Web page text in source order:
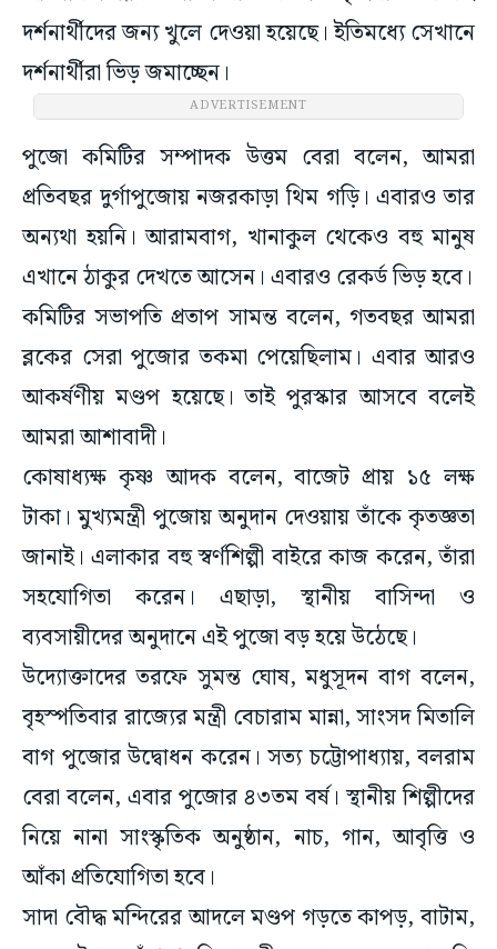
দর্শনার্থীদের জন্য খুলে দেওয়া হয়েছে। ইতিমধ্যে সেখানে
দর্শনার্থীরা ভিড় জমাচ্ছেন।
ADVERTISEMENT
পুজো কমিটির সম্পাদক উত্তম বেরা বলেন, আমরা
প্রতিবছর দুর্গাপুজোয় নজরকাড়া থিম গড়ি। এবারও তার
অন্যথা হয়নি। আরামবাগ, খানাকুল থেকেও বহু মানুষ
এখানে ঠাকুর দেখতে আসেন। এবারও রেকর্ড ভিড় হবে।
কমিটির সভাপতি প্রতাপ সামন্ত বলেন, গতবছর আমরা
ব্লকের সেরা পুজোর তকমা পেয়েছিলাম। এবার আরও
আকর্ষণীয় মণ্ডপ হয়েছে। তাই পুরস্কার আসবে বলেই
আমরা আশাবাদী।
কোষাধ্যক্ষ কৃষ্ণ আদক বলেন, বাজেট প্রায় ১৫ লক্ষ
টাকা। মুখ্যমন্ত্রী পুজোয় অনুদান দেওয়ায় তাঁকে কৃতজ্ঞতা
জানাই। এলাকার বহু স্বর্ণশিল্পী বাইরে কাজ করেন, তাঁরা
সহযোগিতা করেন। এছাড়া, স্থানীয় বাসিন্দা ও
ব্যবসায়ীদের অনুদানে এই পুজো বড় হয়ে উঠেছে।
উদ্যোক্তাদের তরফে সুমন্ত ঘোষ, মধুসূদন বাগ বলেন,
বৃহস্পতিবার রাজ্যের মন্ত্রী বেচারাম মান্না, সাংসদ মিতালি
বাগ পুজোর উদ্বোধন করেন। সত্য চট্টোপাধ্যায়, বলরাম
বেরা বলেন, এবার পুজোর ৪৩তম বর্ষ। স্থানীয় শিল্পীদের
নিয়ে নানা সাংস্কৃতিক অনুষ্ঠান, নাচ, গান, আবৃত্তি ও
আঁকা প্রতিযোগিতা হবে।
সাদা বৌদ্ধ মন্দিরের আদলে মণ্ডপ গড়তে কাপড়, বাটাম,